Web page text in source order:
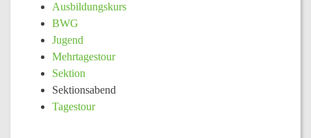
Ausbildungskurs
BWG
Jugend
Mehrtagestour
Sektion
Sektionsabend
Tagestour